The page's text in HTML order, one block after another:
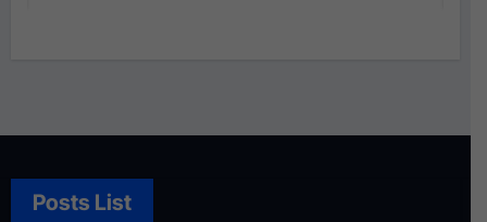
Posts List